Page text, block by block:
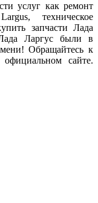
услуг как ремонт
техническое
запчасти Лада
Ларгус были в
Обращайтесь к
сайте.